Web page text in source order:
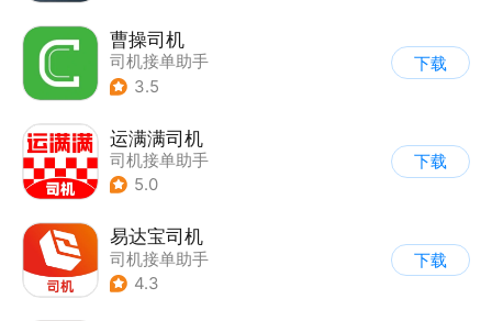
曹操司机
司机接单助手
3.5
下载
运满满司机
司机接单助手
5.0
下载
易达宝司机
司机接单助手
4.3
下载